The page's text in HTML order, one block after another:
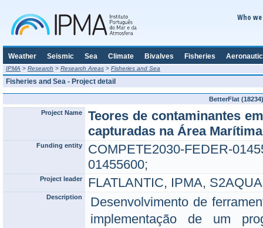
Who
Weather Seismic Sea Climate Bivalves Fisheries Aeronautic
IPMA > Research > Research Areas > Fisheries and Sea
Fisheries and Sea - Project detail
BetterFlat (18234)
Project Name
Teores de contaminantes
capturadas na Área
Funding entity
COMPETE2030-
01455600;
Project leader FLATLANTIC, IPMA,
Description
Desenvolvimento de
implementação de um